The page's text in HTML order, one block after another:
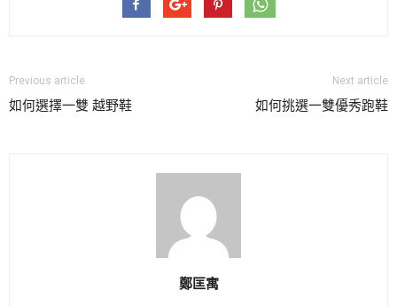
Previous article
如何選擇一雙 越野鞋
Next article
如何挑選一雙優秀跑鞋
鄭匡寓